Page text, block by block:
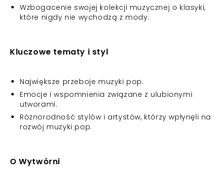
Wzbogacenie swojej kolekcji muzycznej o klasyki,
które nigdy nie wychodzą z mody.
Kluczowe tematy i styl
Największe przeboje muzyki pop.
Emocje i wspomnienia związane z ulubionymi
utworami.
Różnorodność stylów i artystów, którzy wpłynęli na
rozwój muzyki pop.
O Wytwórni